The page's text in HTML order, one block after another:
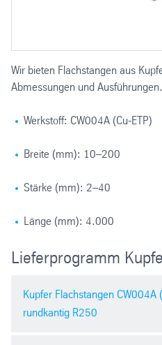
Wir bieten Flachstangen aus
Abmessungen und Ausführungen.
Werkstoff: CW004A (Cu-ETP)
Breite (mm): 10–200
Stärke (mm): 2–40
Länge (mm): 4.000
Lieferprogramm
Kupfer Flachstangen CW004A
rundkantig R250